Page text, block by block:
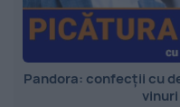
Pandora: confecții cu